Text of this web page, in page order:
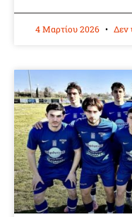
4 Μαρτίου 2026 Δεν